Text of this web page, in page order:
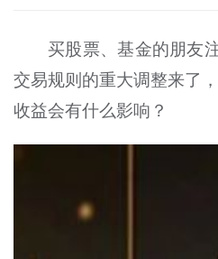
买股票、基金的朋友
交易规则的重大调整来了
收益会有什么影响？